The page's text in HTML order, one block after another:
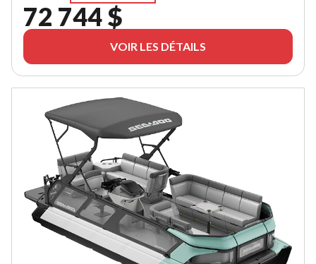
72 744 $
VOIR LES DÉTAILS